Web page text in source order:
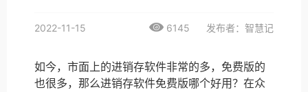
2022-11-15 6145 发布者：智慧记
如今，市面上的进销存软件非常的多，免费版的
也很多，那么进销存软件免费版哪个好用？在众